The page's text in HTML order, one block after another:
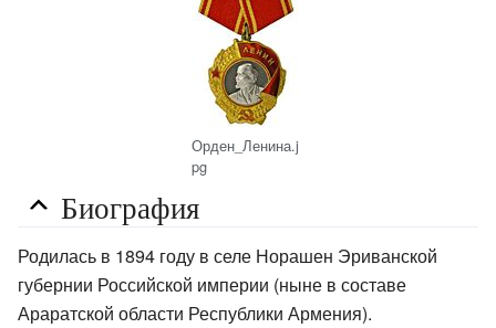
Орден_Ленина.j
pg
Биография
Родилась в 1894 году в селе Норашен Эриванской
губернии Российской империи (ныне в составе
Араратской области Республики Армения).